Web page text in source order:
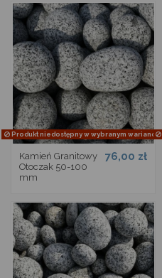
Produkt niedostępny w wybranym wariancie
Kamień Granitowy
Otoczak 50-100
mm
76,00 zł